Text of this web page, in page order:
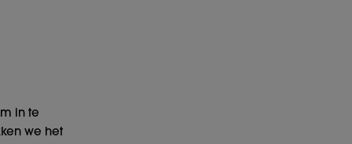
in te
we het